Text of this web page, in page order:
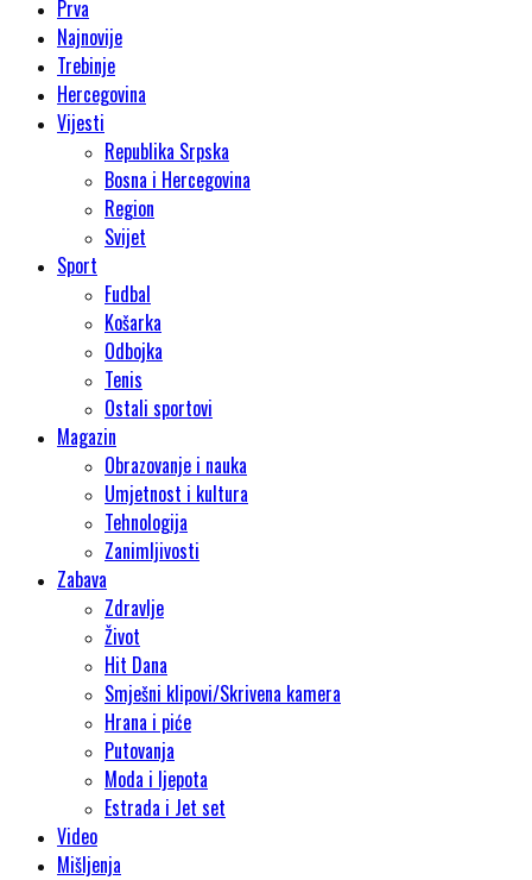
Prva
Najnovije
Trebinje
Hercegovina
Vijesti
Republika Srpska
Bosna i Hercegovina
Region
Svijet
Sport
Fudbal
Košarka
Odbojka
Tenis
Ostali sportovi
Magazin
Obrazovanje i nauka
Umjetnost i kultura
Tehnologija
Zanimljivosti
Zabava
Zdravlje
Život
Hit Dana
Smješni klipovi/Skrivena kamera
Hrana i piće
Putovanja
Moda i ljepota
Estrada i Jet set
Video
Mišljenja